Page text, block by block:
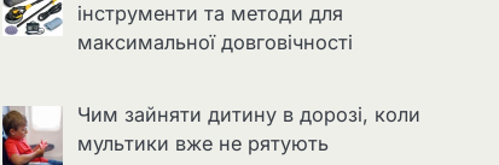
інструменти та методи для
максимальної довговічності
Чим зайняти дитину в дорозі, коли
мультики вже не рятують